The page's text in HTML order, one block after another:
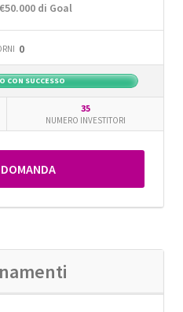
di Goal
0
CON SUCCESSO
35
NUMERO INVESTITORI